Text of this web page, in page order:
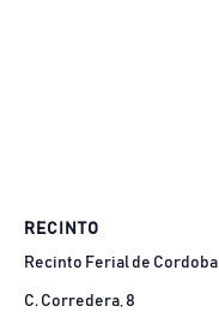
RECINTO
Recinto Ferial de Cordoba
C. Corredera, 8